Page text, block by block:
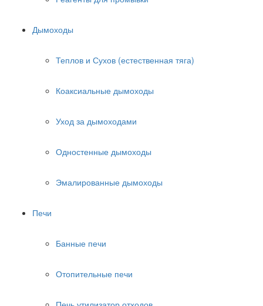
Дымоходы
Теплов и Сухов (естественная тяга)
Коаксиальные дымоходы
Уход за дымоходами
Одностенные дымоходы
Эмалированные дымоходы
Печи
Банные печи
Отопительные печи